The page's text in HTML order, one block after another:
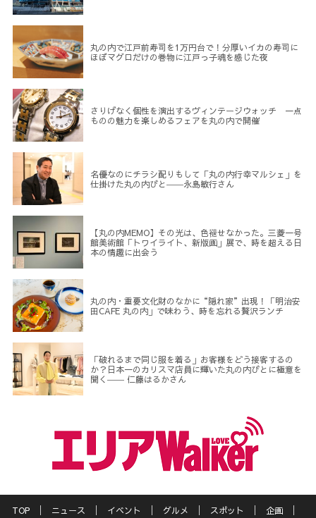
丸の内で江戸前寿司を1万円台で！分厚いイカの寿司に
ほぼマグロだけの巻物に江戸っ子魂を感じた夜
さりげなく個性を演出するヴィンテージウォッチ 一点
ものの魅力を楽しめるフェアを丸の内で開催
名優なのにチラシ配りもして「丸の内行幸マルシェ」を
仕掛けた丸の内びと――永島敏行さん
【丸の内MEMO】その光は、色褪せなかった。三菱一号
館美術館「トワイライト、新版画」展で、時を超える日
本の情趣に出会う
丸の内・重要文化財のなかに“隠れ家”出現！「明治安
田CAFE 丸の内」で味わう、時を忘れる贅沢ランチ
「破れるまで同じ服を着る」お客様をどう接客するの
か？日本一のカリスマ店員に輝いた丸の内びとに極意を
聞く―― 仁藤はるかさん
TOP ニュース イベント グルメ スポット 企画